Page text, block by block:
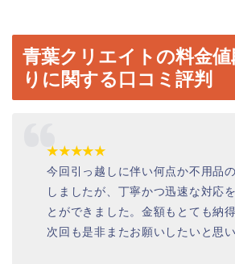
青葉クリエイトの料金値
りに関する口コミ評判
★★★★★
今回引っ越しに伴い何点か不用品
しましたが、丁寧かつ迅速な対応
とができました。金額もとても納
次回も是非またお願いしたいと思い